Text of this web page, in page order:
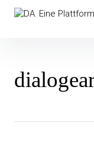
Inhalte
überspringenDA.